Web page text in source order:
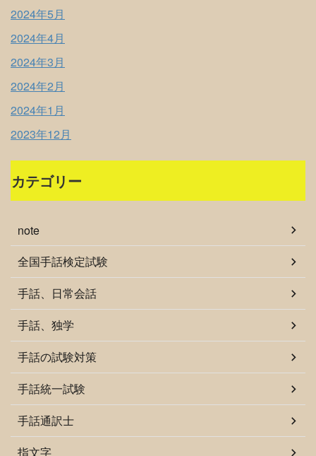
2024年5月
2024年4月
2024年3月
2024年2月
2024年1月
2023年12月
カテゴリー
note
全国手話検定試験
手話、日常会話
手話、独学
手話の試験対策
手話統一試験
手話通訳士
指文字